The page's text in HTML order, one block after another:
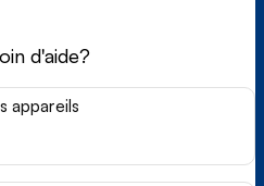
d'aide?
appareils